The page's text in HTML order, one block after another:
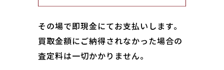
その場で即現金にてお支払いします｡
買取金額にご納得されなかった場合の
査定料は一切かかりません。